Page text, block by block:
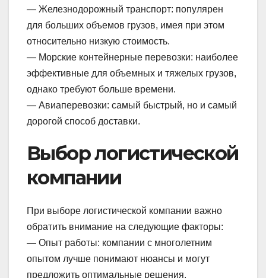
— Железнодорожный транспорт: популярен
для больших объемов грузов, имея при этом
относительно низкую стоимость.
— Морские контейнерные перевозки: наиболее
эффективные для объемных и тяжелых грузов,
однако требуют больше времени.
— Авиаперевозки: самый быстрый, но и самый
дорогой способ доставки.
Выбор логистической
компании
При выборе логистической компании важно
обратить внимание на следующие факторы:
— Опыт работы: компании с многолетним
опытом лучше понимают нюансы и могут
предложить оптимальные решения.